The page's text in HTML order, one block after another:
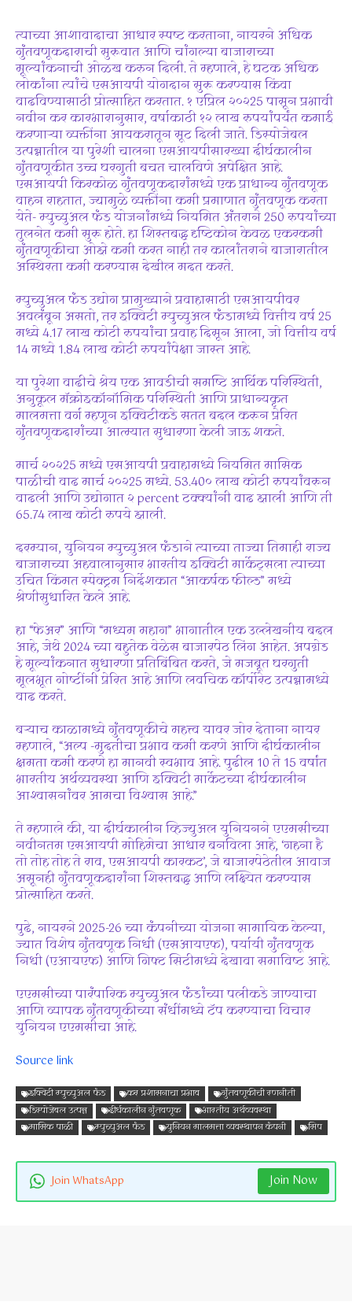
त्याच्या आशावादाचा आधार स्पष्ट करताना, नायरने अधिक
गुंतवणूकदाराची सुरूवात आणि चांगल्या बाजाराच्या
मूल्यांकनाची ओळख करुन दिली. ते म्हणाले, हे घटक अधिक
लोकांना त्यांचे एसआयपी योगदान सुरू करण्यास किंवा
वाढविण्यासाठी प्रोत्साहित करतात. १ एप्रिल २०२25 पासून प्रभावी
नवीन कर कारभारानुसार, वर्षाकाठी १२ लाख रुपयांपर्यंत कमाई
करणार्‍या व्यक्तींना आयकरातून सूट दिली जाते. डिस्पोजेबल
उत्पन्नातील या पुरेशी चालना एसआयपीसारख्या दीर्घकालीन
गुंतवणूकीत उच्च घरगुती बचत चालविणे अपेक्षित आहे.
एसआयपी किरकोळ गुंतवणूकदारांमध्ये एक प्राधान्य गुंतवणूक
वाहन राहतात, ज्यामुळे व्यक्तींना कमी प्रमाणात गुंतवणूक करता
येते- म्युच्युअल फंड योजनांमध्ये नियमित अंतराने 250 रुपयांच्या
तुलनेत कमी सुरू होते. हा शिस्तबद्ध दृष्टिकोन केवळ एकरकमी
गुंतवणूकीचा ओझे कमी करत नाही तर कालांतराने बाजारातील
अस्थिरता कमी करण्यास देखील मदत करते.
म्युच्युअल फंड उद्योग प्रामुख्याने प्रवाहासाठी एसआयपीवर
अवलंबून असतो, तर इक्विटी म्युच्युअल फंडामध्ये वित्तीय वर्ष 25
मध्ये 4.17 लाख कोटी रुपयांचा प्रवाह दिसून आला, जो वित्तीय वर्ष
14 मध्ये 1.84 लाख कोटी रुपयांपेक्षा जास्त आहे.
या पुरेशा वाढीचे श्रेय एक आवडीची समष्टि आर्थिक परिस्थिती,
अनुकूल मॅक्रोइकॉनॉमिक परिस्थिती आणि प्राधान्यकृत
मालमत्ता वर्ग म्हणून इक्विटीकडे सतत बदल करून प्रेरित
गुंतवणूकदारांच्या आत्म्यात सुधारणा केली जाऊ शकते.
मार्च २०२25 मध्ये एसआयपी प्रवाहामध्ये नियमित मासिक
पाळीची वाढ मार्च २०२25 मध्ये. 53.40० लाख कोटी रुपयांवरून
वाढली आणि उद्योगात २ percent टक्क्यांनी वाढ झाली आणि ती
65.74 लाख कोटी रुपये झाली.
दरम्यान, युनियन म्युच्युअल फंडाने त्याच्या ताज्या तिमाही राज्य
बाजाराच्या अहवालानुसार भारतीय इक्विटी मार्केट्सला त्याच्या
उचित किंमत स्पेक्ट्रम निर्देशकात “आकर्षक फील्ड” मध्ये
श्रेणीसुधारित केले आहे.
हा “फेअर” आणि “मध्यम महाग” भागातील एक उल्लेखनीय बदल
आहे, जेथे 2024 च्या बहुतेक वेळेस बाजारपेठ लिंग आहेत. अपग्रेड
हे मूल्यांकनात सुधारणा प्रतिबिंबित करते, जे मजबूत घरगुती
मूलभूत गोष्टींनी प्रेरित आहे आणि लवचिक कॉर्पोरेट उत्पन्नामध्ये
वाढ करते.
बर्‍याच काळामध्ये गुंतवणूकीचे महत्त्व यावर जोर देताना नायर
म्हणाले, “अल्प -मुदतीचा प्रभाव कमी करणे आणि दीर्घकालीन
क्षमता कमी करणे हा मानवी स्वभाव आहे. पुढील 10 ते 15 वर्षांत
भारतीय अर्थव्यवस्था आणि इक्विटी मार्केटच्या दीर्घकालीन
आश्वासनांवर आमचा विश्वास आहे.”
ते म्हणाले की, या दीर्घकालीन व्हिज्युअल युनियनने एएमसीच्या
नवीनतम एसआयपी मोहिमेचा आधार बनविला आहे, ‘गहना है
तो तोह तोह ते राव, एसआयपी कारकट’, जे बाजारपेठेतील आवाज
असूनही गुंतवणूकदारांना शिस्तबद्ध आणि लक्ष्यित करण्यास
प्रोत्साहित करते.
पुढे, नायरने 2025-26 च्या कंपनीच्या योजना सामायिक केल्या,
ज्यात विशेष गुंतवणूक निधी (एसआयएफ), पर्यायी गुंतवणूक
निधी (एआयएफ) आणि गिफ्ट सिटीमध्ये देखावा समाविष्ट आहे.
एएमसीच्या पारंपारिक म्युच्युअल फंडांच्या पलीकडे जाण्याचा
आणि व्यापक गुंतवणूकीच्या संधींमध्ये टॅप करण्याचा विचार
युनियन एएमसीचा आहे.
Source link
इक्विटी म्युच्युअल फंड कर प्रशासनाचा प्रभाव
गुंतवणूकीची रणनीती
डिस्पोजेबल उत्पन्न
दीर्घकालीन गुंतवणूक
भारतीय अर्थव्यवस्था
मासिक पाळी
म्युच्युअल फंड युनियन मालमत्ता व्यवस्थापन कंपनी सिप
Join WhatsApp Join Now